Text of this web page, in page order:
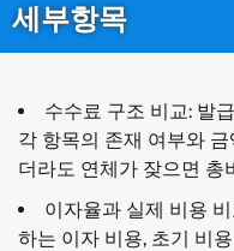
세부항목
수수료 구조 비교: 발
각 항목의 존재 여부와
더라도 연체가 잦으면 총
이자율과 실제 비용
하는 이자 비용, 초기 비